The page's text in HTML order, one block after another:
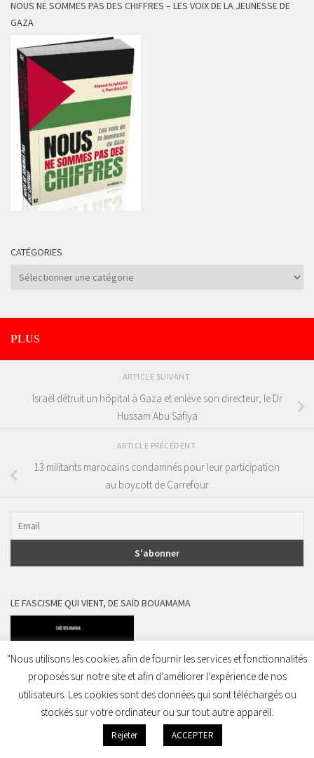
NOUS NE SOMMES PAS DES CHIFFRES – LES VOIX DE LA JEUNESSE DE
GAZA
CATÉGORIES
Catégories
PLUS
ARTICLE SUIVANT
Israël détruit un hôpital à Gaza et enlève son directeur, le Dr
Hussam Abu Safiya
ARTICLE PRÉCÉDENT
13 militants marocains condamnés pour leur participation
au boycott de Carrefour
LE FASCISME QUI VIENT, DE SAÏD BOUAMAMA
"Nous utilisons les cookies afin de fournir les services et fonctionnalités
proposés sur notre site et afin d’améliorer l’expérience de nos
utilisateurs. Les cookies sont des données qui sont téléchargés ou
stockés sur votre ordinateur ou sur tout autre appareil.
Rejeter ACCEPTER